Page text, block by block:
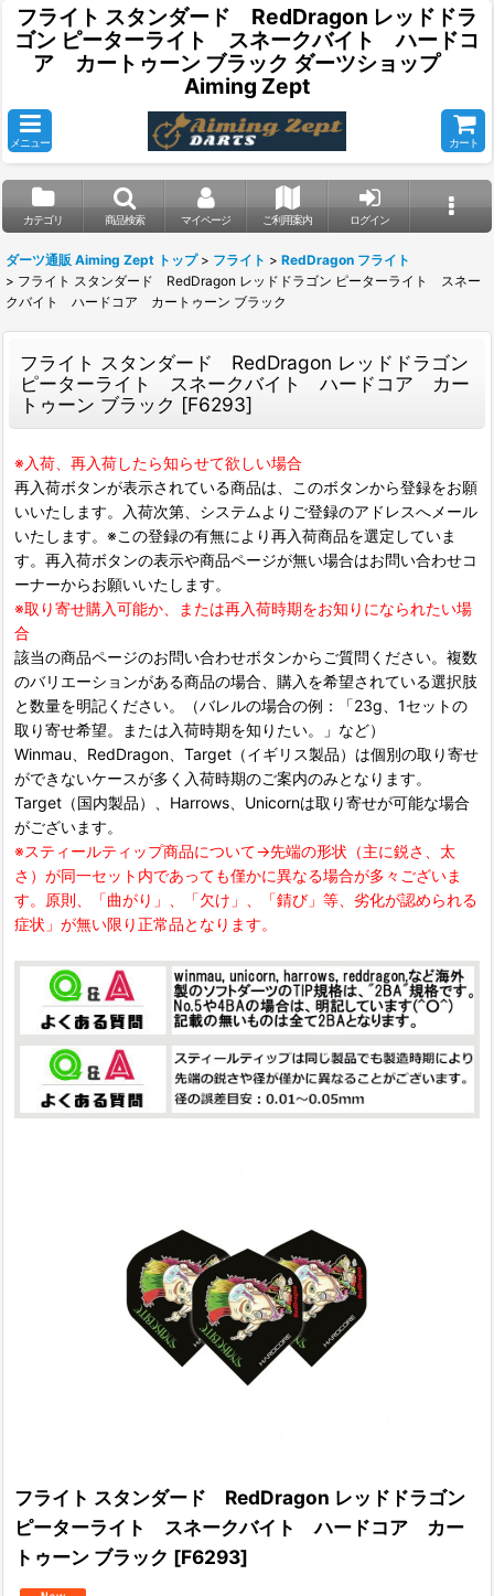
フライト スタンダード RedDragon レッドドラ
ゴン ピーターライト スネークバイト ハードコ
ア カートゥーン ブラック ダーツショップ
Aiming Zept
メニュー カート
カテゴリ 商品検索 マイページ ご利用案内 ログイン
ダーツ通販 Aiming Zept トップ > フライト > RedDragon フライト
> フライト スタンダード RedDragon レッドドラゴン ピーターライト スネー
クバイト ハードコア カートゥーン ブラック
フライト スタンダード RedDragon レッドドラゴン
ピーターライト スネークバイト ハードコア カー
トゥーン ブラック [F6293]
※入荷、再入荷したら知らせて欲しい場合
再入荷ボタンが表示されている商品は、このボタンから登録をお願
いいたします。入荷次第、システムよりご登録のアドレスへメール
いたします。※この登録の有無により再入荷商品を選定していま
す。再入荷ボタンの表示や商品ページが無い場合はお問い合わせコ
ーナーからお願いいたします。
※取り寄せ購入可能か、または再入荷時期をお知りになられたい場
合
該当の商品ページのお問い合わせボタンからご質問ください。複数
のバリエーションがある商品の場合、購入を希望されている選択肢
と数量を明記ください。（バレルの場合の例：「23g、1セットの
取り寄せ希望。または入荷時期を知りたい。」など）
Winmau、RedDragon、Target（イギリス製品）は個別の取り寄せ
ができないケースが多く入荷時期のご案内のみとなります。
Target（国内製品）、Harrows、Unicornは取り寄せが可能な場合
がございます。
※スティールティップ商品について→先端の形状（主に鋭さ、太
さ）が同一セット内であっても僅かに異なる場合が多々ございま
す。原則、「曲がり」、「欠け」、「錆び」等、劣化が認められる
症状」が無い限り正常品となります。
フライト スタンダード RedDragon レッドドラゴン
ピーターライト スネークバイト ハードコア カー
トゥーン ブラック [F6293]